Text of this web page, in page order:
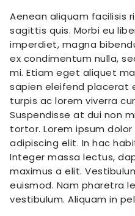
Aenean aliquam facilisis
sagittis quis. Morbi eu
imperdiet, magna
ex condimentum nulla,
mi. Etiam eget aliquet
sapien eleifend placerat
turpis ac lorem viverra
Suspendisse at dui non
tortor. Lorem ipsum
adipiscing elit. In hac
Integer massa lectus,
maximus a elit.
euismod. Nam pharetra
vestibulum. Aliquam in